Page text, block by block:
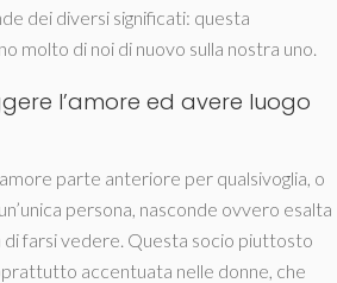
dei diversi significati: questa
molto di noi di nuovo sulla nostra uno.
l’amore ed avere luogo
parte anteriore per qualsivoglia, o
persona, nasconde ovvero esalta
di farsi vedere. Questa socio piuttosto
accentuata nelle donne, che